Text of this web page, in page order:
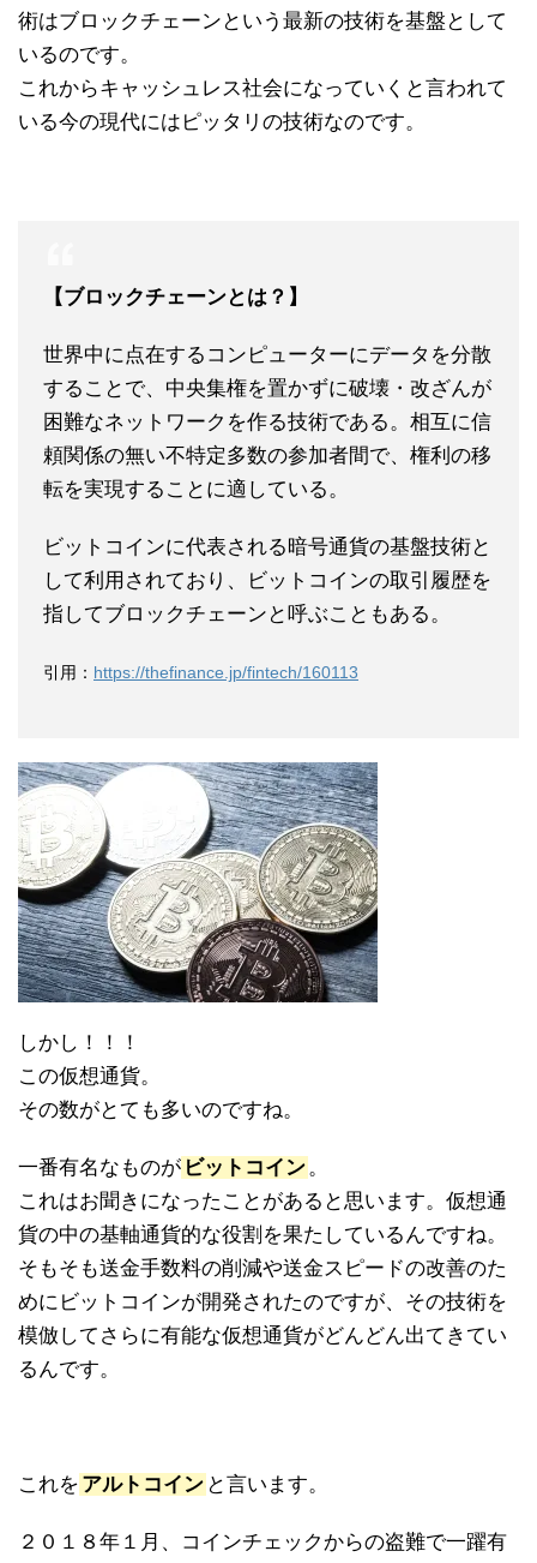
術はブロックチェーンという最新の技術を基盤として
いるのです。
これからキャッシュレス社会になっていくと言われて
いる今の現代にはピッタリの技術なのです。
【ブロックチェーンとは？】
世界中に点在するコンピューターにデータを分散
することで、中央集権を置かずに破壊・改ざんが
困難なネットワークを作る技術である。相互に信
頼関係の無い不特定多数の参加者間で、権利の移
転を実現することに適している。
ビットコインに代表される暗号通貨の基盤技術と
して利用されており、ビットコインの取引履歴を
指してブロックチェーンと呼ぶこともある。
引用： https://thefinance.jp/fintech/160113
しかし！！！
この仮想通貨。
その数がとても多いのですね。
一番有名なものが ビットコイン。
これはお聞きになったことがあると思います。仮想通
貨の中の基軸通貨的な役割を果たしているんですね。
そもそも送金手数料の削減や送金スピードの改善のた
めにビットコインが開発されたのですが、その技術を
模倣してさらに有能な仮想通貨がどんどん出てきてい
るんです。
これを アルトコイン と言います。
２０１８年１月、コインチェックからの盗難で一躍有